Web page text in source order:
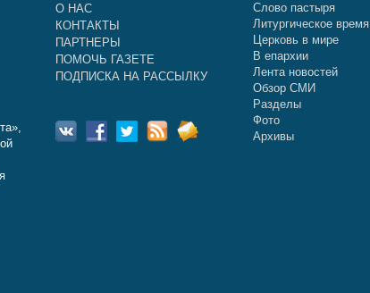
О НАС
КОНТАКТЫ
ПАРТНЕРЫ
ПОМОЧЬ ГАЗЕТЕ
ПОДПИСКА НА РАССЫЛКУ
Слово пастыря
Литургическое время
Церковь в мире
В епархии
Лента новостей
Обзор СМИ
Разделы
Фото
Архивы